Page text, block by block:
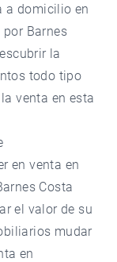
a domicilio en
Barnes
la
todo tipo
venta en esta
en venta en
Costa
el valor de su
mudar
en